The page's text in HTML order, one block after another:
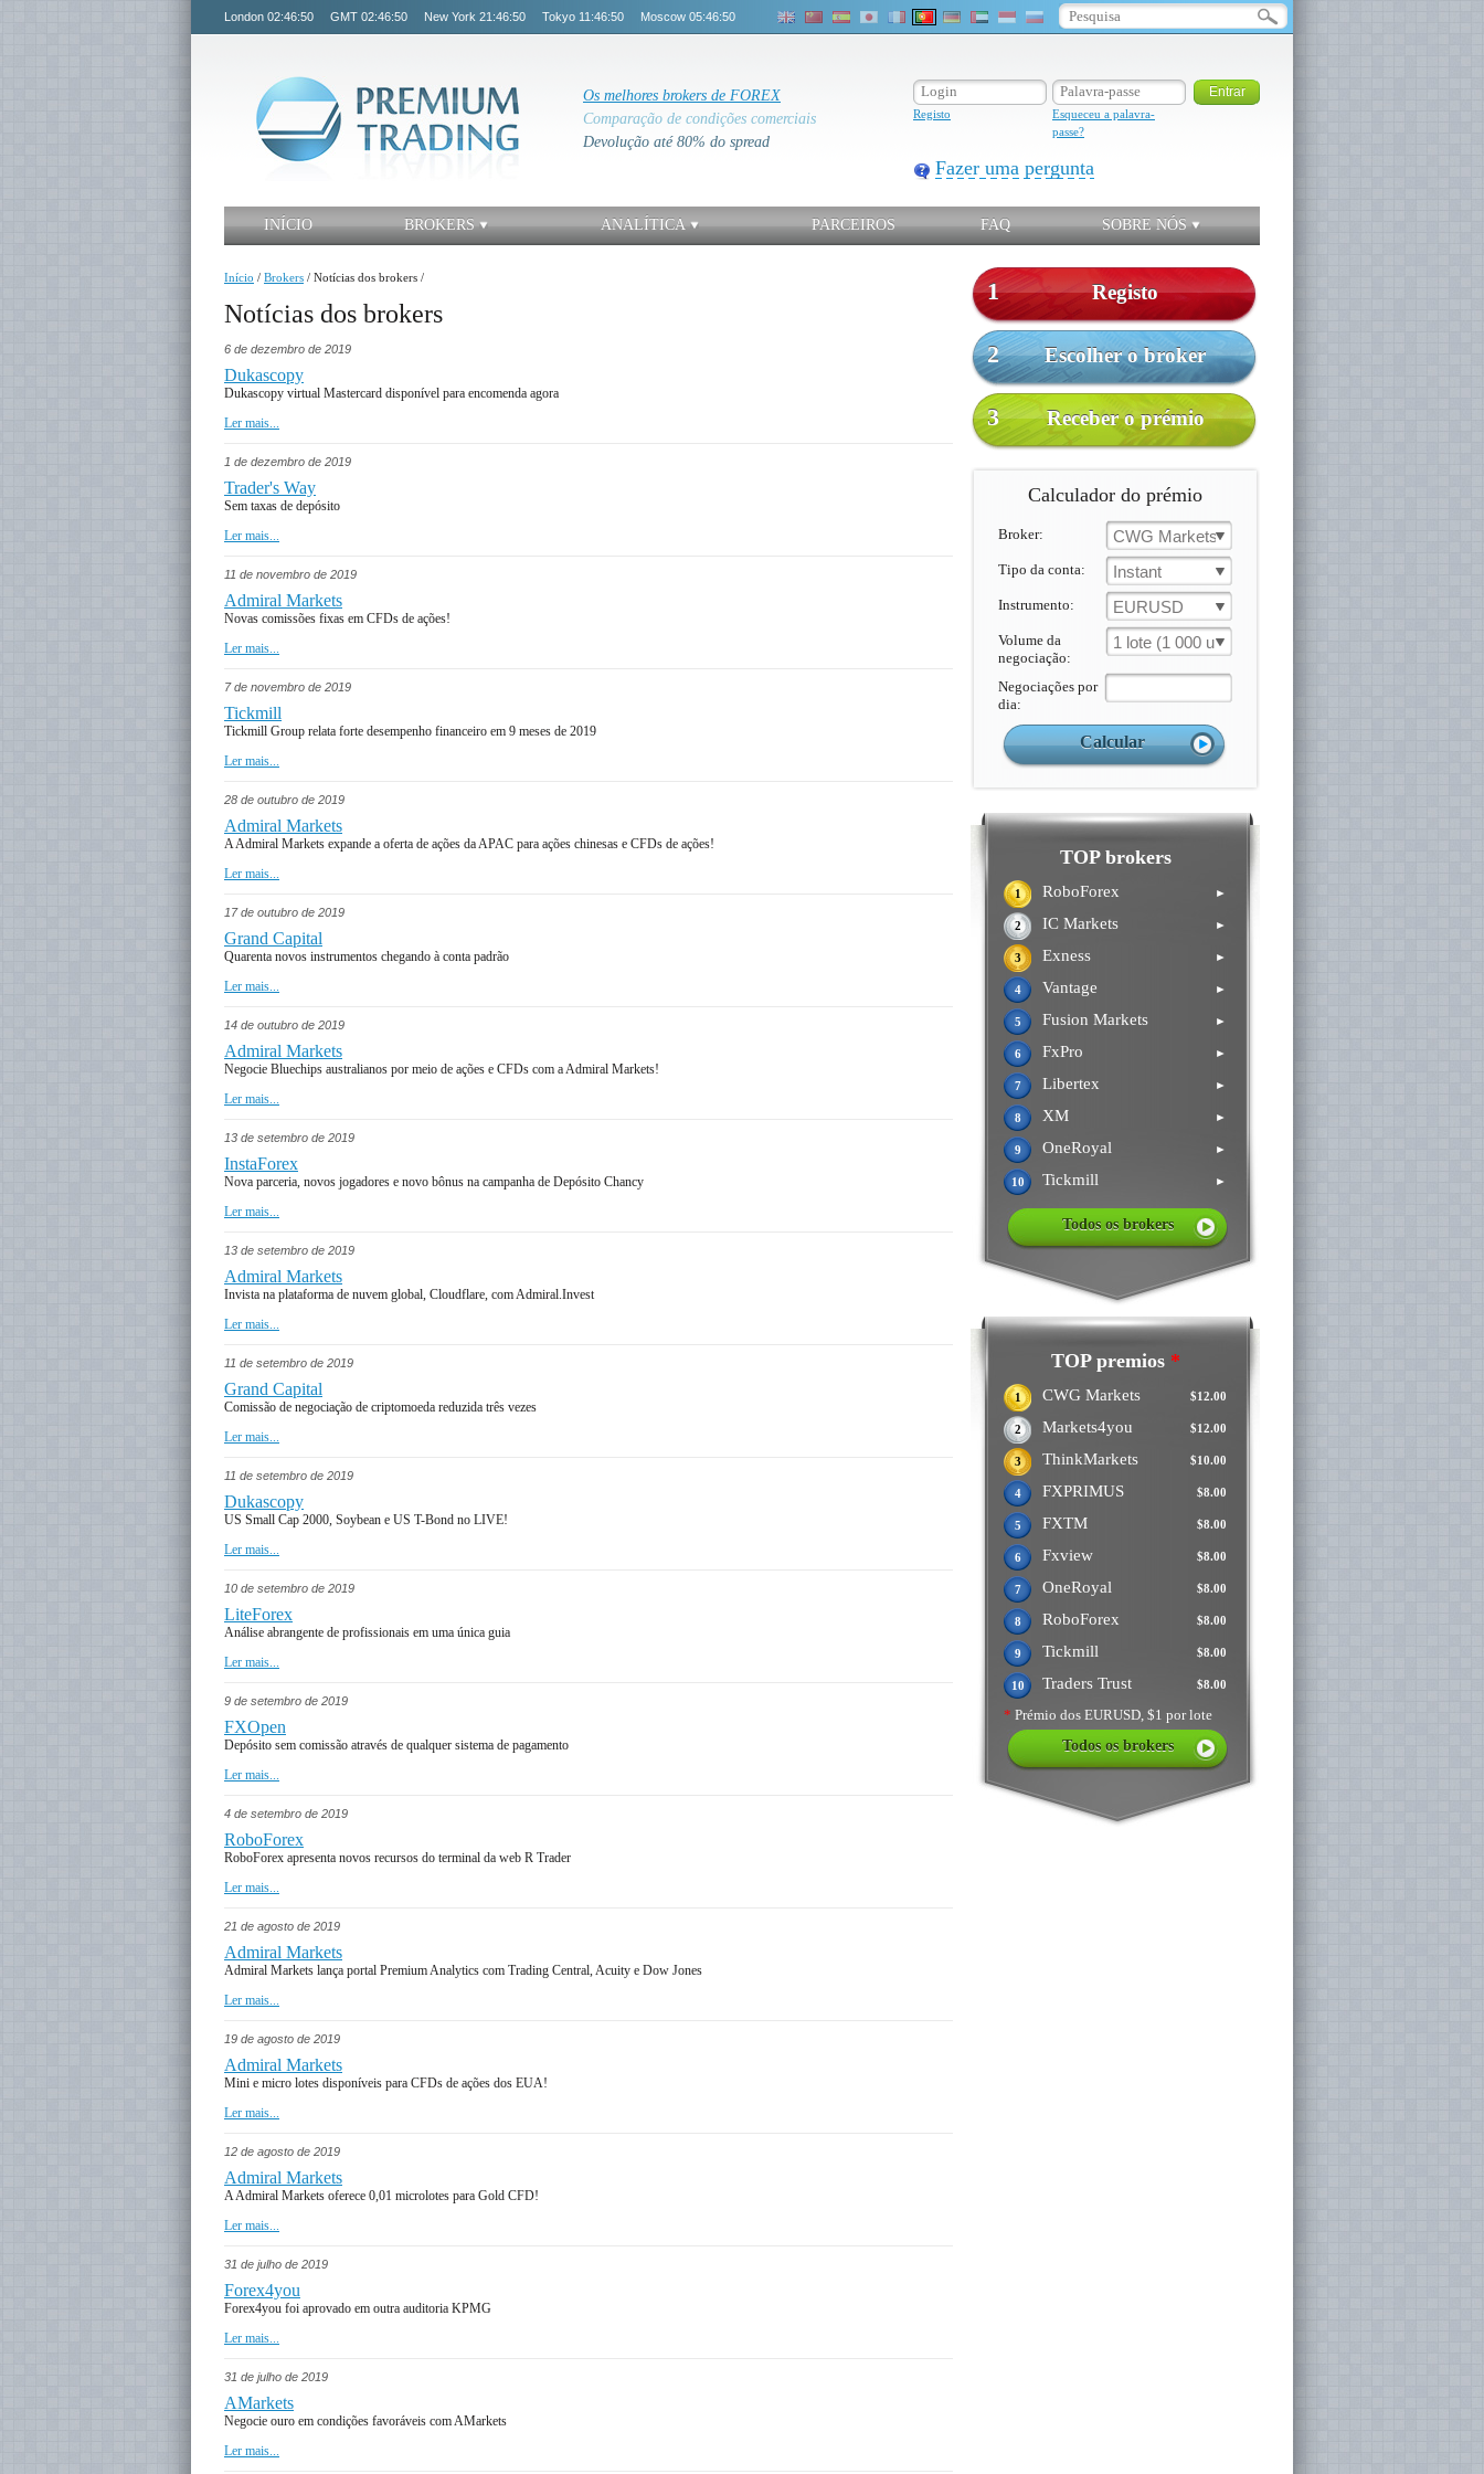
London 02:46:50 GMT 02:46:50 New York 21:46:50 Tokyo 11:46:50 Moscow 05:46:50
Os melhores brokers de FOREX
Comparação de condições comerciais
Devolução até 80% do spread
Registo
Esqueceu a palavra-
passe?
Fazer uma pergunta
INÍCIO BROKERS ANALÍTICA PARCEIROS FAQ SOBRE NÓS
1 Registo
2 Escolher o broker
3 Receber o prémio
Calculador do prémio
Broker: CWG Markets
Tipo da conta: Instant
Instrumento: EURUSD
Volume da
negociação:
1 lote (1 000 un.)
Negociações por
dia:
TOP brokers
1 RoboForex ►
2 IC Markets ►
3 Exness ►
4 Vantage ►
5 Fusion Markets ►
6 FxPro ►
7 Libertex ►
8 XM ►
9 OneRoyal ►
10 Tickmill ►
Todos os brokers
TOP premios *
$12.00
1 CWG Markets
$12.00
2 Markets4you
$10.00
3 ThinkMarkets
$8.00
4 FXPRIMUS
$8.00
5 FXTM
$8.00
6 Fxview
$8.00
7 OneRoyal
$8.00
8 RoboForex
$8.00
9 Tickmill
$8.00
10 Traders Trust
* Prémio dos EURUSD, $1 por lote
Todos os brokers
Início / Brokers / Notícias dos brokers /
Notícias dos brokers
6 de dezembro de 2019
Dukascopy
Dukascopy virtual Mastercard disponível para encomenda agora
Ler mais...
1 de dezembro de 2019
Trader's Way
Sem taxas de depósito
Ler mais...
11 de novembro de 2019
Admiral Markets
Novas comissões fixas em CFDs de ações!
Ler mais...
7 de novembro de 2019
Tickmill
Tickmill Group relata forte desempenho financeiro em 9 meses de 2019
Ler mais...
28 de outubro de 2019
Admiral Markets
A Admiral Markets expande a oferta de ações da APAC para ações chinesas e CFDs de ações!
Ler mais...
17 de outubro de 2019
Grand Capital
Quarenta novos instrumentos chegando à conta padrão
Ler mais...
14 de outubro de 2019
Admiral Markets
Negocie Bluechips australianos por meio de ações e CFDs com a Admiral Markets!
Ler mais...
13 de setembro de 2019
InstaForex
Nova parceria, novos jogadores e novo bônus na campanha de Depósito Chancy
Ler mais...
13 de setembro de 2019
Admiral Markets
Invista na plataforma de nuvem global, Cloudflare, com Admiral.Invest
Ler mais...
11 de setembro de 2019
Grand Capital
Comissão de negociação de criptomoeda reduzida três vezes
Ler mais...
11 de setembro de 2019
Dukascopy
US Small Cap 2000, Soybean e US T-Bond no LIVE!
Ler mais...
10 de setembro de 2019
LiteForex
Análise abrangente de profissionais em uma única guia
Ler mais...
9 de setembro de 2019
FXOpen
Depósito sem comissão através de qualquer sistema de pagamento
Ler mais...
4 de setembro de 2019
RoboForex
RoboForex apresenta novos recursos do terminal da web R Trader
Ler mais...
21 de agosto de 2019
Admiral Markets
Admiral Markets lança portal Premium Analytics com Trading Central, Acuity e Dow Jones
Ler mais...
19 de agosto de 2019
Admiral Markets
Mini e micro lotes disponíveis para CFDs de ações dos EUA!
Ler mais...
12 de agosto de 2019
Admiral Markets
A Admiral Markets oferece 0,01 microlotes para Gold CFD!
Ler mais...
31 de julho de 2019
Forex4you
Forex4you foi aprovado em outra auditoria KPMG
Ler mais...
31 de julho de 2019
AMarkets
Negocie ouro em condições favoráveis com AMarkets
Ler mais...